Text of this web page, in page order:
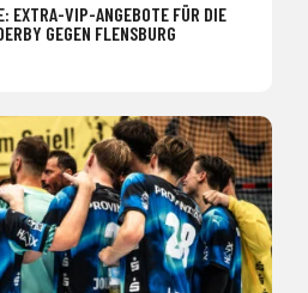
EXTRA-VIP-ANGEBOTE FÜR DIE
GEGEN FLENSBURG